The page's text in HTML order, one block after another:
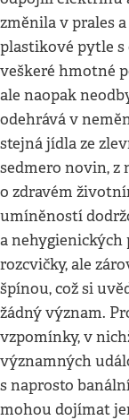
změnila v prales
plastikové pytle s
veškeré hmotné
ale naopak
odehrává v
stejná jídla ze
sedmero novin, z
o zdravém
umíněností
a nehygienických
rozcvičky, ale
špínou, což si
žádný význam.
vzpomínky, v
významných
s naprosto
mohou dojímat